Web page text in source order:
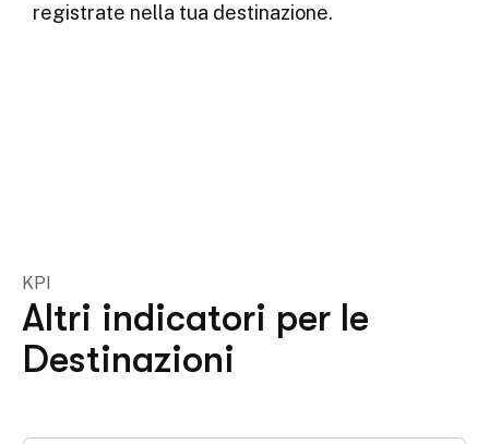
registrate nella tua destinazione.
KPI
Altri indicatori per le
Destinazioni